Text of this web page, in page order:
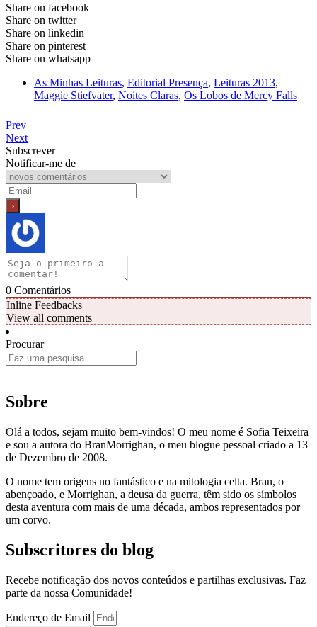
Share on facebook
Share on twitter
Share on linkedin
Share on pinterest
Share on whatsapp
As Minhas Leituras, Editorial Presença, Leituras 2013,
Maggie Stiefvater, Noites Claras, Os Lobos de Mercy Falls
Prev
Next
Subscrever
Notificar-me de
0 Comentários
Inline Feedbacks
View all comments
Procurar
Sobre
Olá a todos, sejam muito bem-vindos! O meu nome é Sofia Teixeira
e sou a autora do BranMorrighan, o meu blogue pessoal criado a 13
de Dezembro de 2008.
O nome tem origens no fantástico e na mitologia celta. Bran, o
abençoado, e Morrighan, a deusa da guerra, têm sido os símbolos
desta aventura com mais de uma década, ambos representados por
um corvo.
Subscritores do blog
Recebe notificação dos novos conteúdos e partilhas exclusivas. Faz
parte da nossa Comunidade!
Endereço de Email